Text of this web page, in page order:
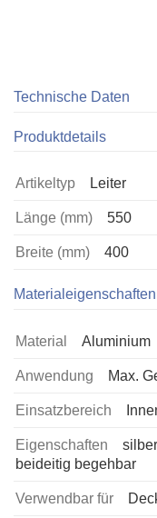
Technische Daten
Produktdetails
Artikeltyp Leiter
Länge (mm) 550
Breite (mm) 400
Materialeigenschaften
Material Aluminium
Anwendung Max.
Einsatzbereich
Eigenschaften
beideitig begehbar
Verwendbar für